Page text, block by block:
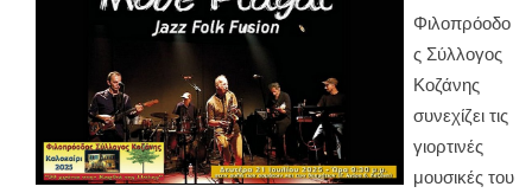
Φιλοπρόοδο
ς Σύλλογος
Κοζάνης
συνεχίζει τις
γιορτινές
μουσικές του